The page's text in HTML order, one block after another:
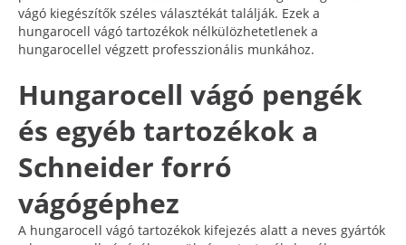
vágó kiegészítők széles választékát találják. Ezek a
hungarocell vágó tartozékok nélkülözhetetlenek a
hungarocellel végzett professzionális munkához.
Hungarocell vágó pengék
és egyéb tartozékok a
Schneider forró
vágógéphez
A hungarocell vágó tartozékok kifejezés alatt a neves gyártók